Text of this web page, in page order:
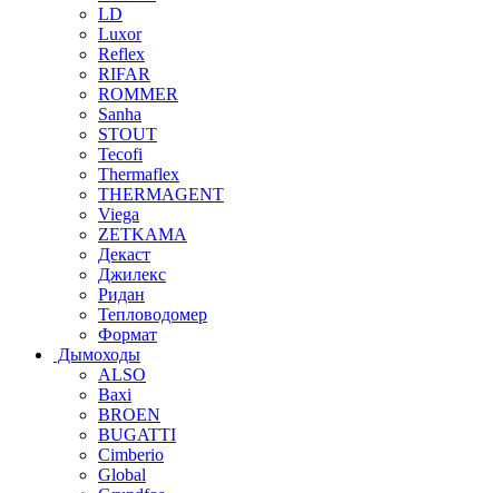
LD
Luxor
Reflex
RIFAR
ROMMER
Sanha
STOUT
Tecofi
Thermaflex
THERMAGENT
Viega
ZETKAMA
Декаст
Джилекс
Ридан
Тепловодомер
Формат
Дымоходы
ALSO
Baxi
BROEN
BUGATTI
Cimberio
Global